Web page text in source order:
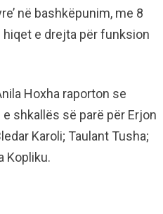
në bashkëpunim, me 8
e drejta për funksion
Hoxha raporton se
shkallës së parë për Erjon
Karoli; Taulant Tusha;
Kopliku.